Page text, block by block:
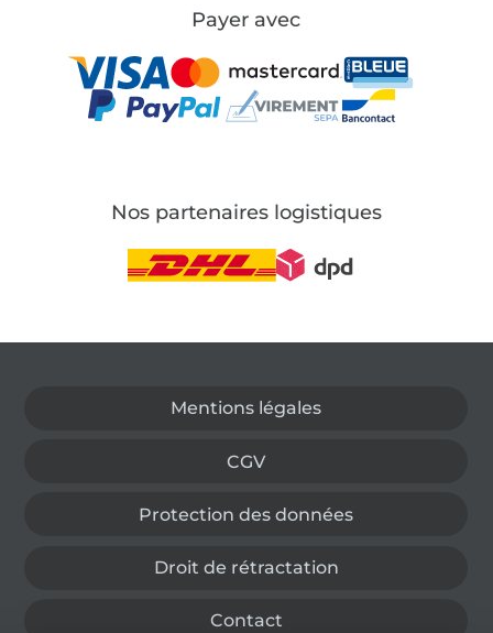
Payer avec
Nos partenaires logistiques
Mentions légales
CGV
Protection des données
Droit de rétractation
Contact